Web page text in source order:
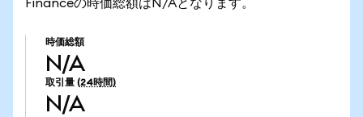
Financeの時価総額はN/Aとなります。
時価総額
N/A
取引量 (24時間)
N/A